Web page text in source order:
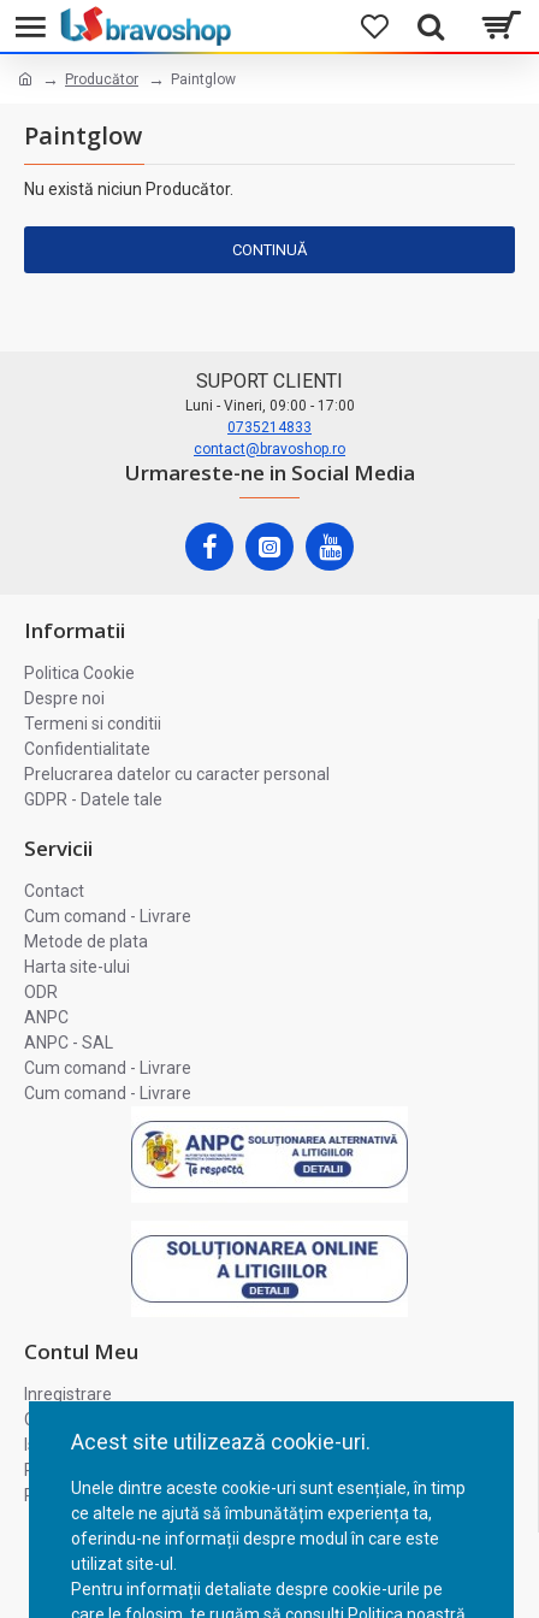
Acest site utilizează cookie-uri.
Unele dintre aceste cookie-uri sunt esențiale, în timp
ce altele ne ajută să îmbunătățim experiența ta,
oferindu-ne informații despre modul în care este
utilizat site-ul.
Pentru informații detaliate despre cookie-urile pe
Producător Paintglow
Paintglow
Nu există niciun Producător.
CONTINUĂ
SUPORT CLIENTI
Luni - Vineri, 09:00 - 17:00
0735214833
contact@bravoshop.ro
Urmareste-ne in Social Media
Informatii
Politica Cookie
Despre noi
Termeni si conditii
Confidentialitate
Prelucrarea datelor cu caracter personal
GDPR - Datele tale
Servicii
Contact
Cum comand - Livrare
Metode de plata
Harta site-ului
ODR
ANPC
ANPC - SAL
Cum comand - Livrare
Cum comand - Livrare
Contul Meu
Inregistrare
Contul meu
Istoric comenzi
Recuperare parola
Returnare produs